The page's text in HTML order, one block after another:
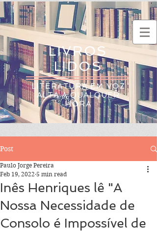
LIVROS
LIDOS
LITERATURA EM VOZ
ALTA A QUALQUER
HORA
Post
Inês Henriques lê "A
Nossa Necessidade de
Consolo é Impossível de
Paulo Jorge Pereira
Feb 19, 2022 5 min read